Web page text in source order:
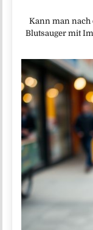
Kann man nach
Blutsauger mit